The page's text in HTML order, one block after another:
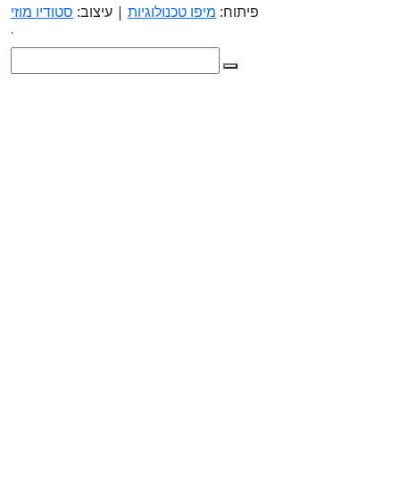
פיתוח: מיפו טכנולוגיות | עיצוב: סטודיו מוזי
.